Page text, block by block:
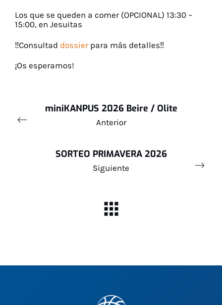
Los que se queden a comer (OPCIONAL) 13:30 –
15:00, en Jesuitas
‼️Consultad dossierpara más detalles‼️
¡Os esperamos!
miniKANPUS 2026 Beire / Olite
Anterior
SORTEO PRIMAVERA 2026
Siguiente